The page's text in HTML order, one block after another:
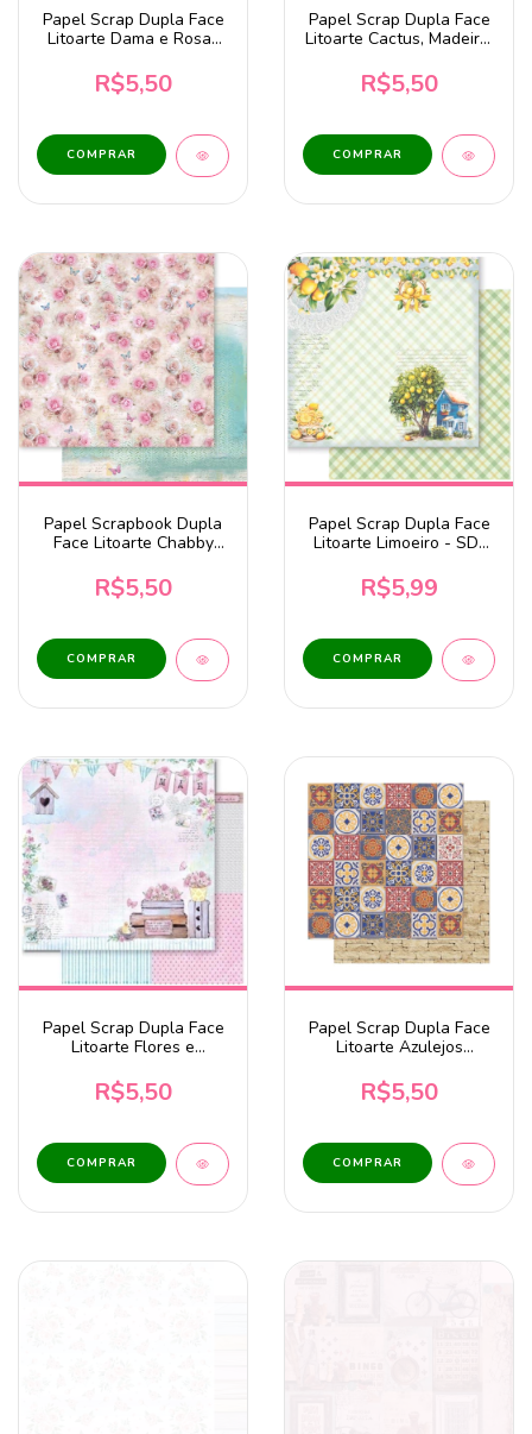
Papel Scrap Dupla Face
Litoarte Dama e Rosas
R$5,50
Papel Scrap Dupla Face
Litoarte Cactus, Madeira,
R$5,50
Papel Scrapbook Dupla
Face Litoarte Chabby
R$5,50
Papel Scrap Dupla Face
Litoarte Limoeiro - SD-
R$5,99
Papel Scrap Dupla Face
Litoarte Flores e
R$5,50
Papel Scrap Dupla Face
Litoarte Azulejos
R$5,50